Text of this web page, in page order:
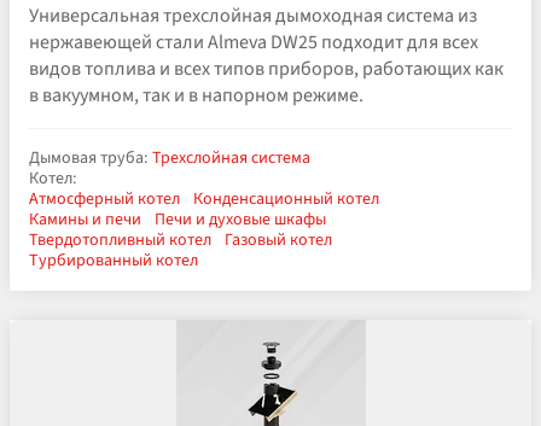
Универсальная трехслойная дымоходная система из
нержавеющей стали Almeva DW25 подходит для всех
видов топлива и всех типов приборов, работающих как
в вакуумном, так и в напорном режиме.
Дымовая труба: Трехслойная система
Котел:
Атмосферный котел Конденсационный котел
Камины и печи
Печи и духовые шкафы
Твердотопливный котел Газовый котел
Турбированный котел